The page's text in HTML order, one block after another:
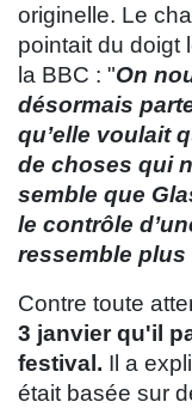
originelle. Le
pointait du doigt
la BBC : "On
désormais
qu’elle voulait
de choses qui
semble que
le contrôle
ressemble
Contre toute
3 janvier qu'il
festival. Il a
était basée sur